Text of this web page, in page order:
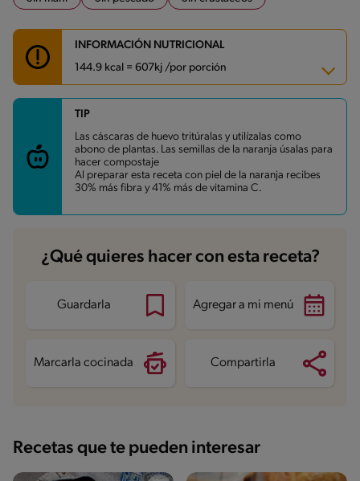
INFORMACIÓN NUTRICIONAL
144.9 kcal = 607kj /por porción
Carbohidratos
Energía 144.9 kcal
Grasas 6.8 g
Fibra 3.5 g
Proteína 4.7 g
Grasas saturadas 3.5 g
43.7 mg
TIP
Las cáscaras de huevo tritúralas y utilízalas como
abono de plantas. Las semillas de la naranja úsalas para
hacer compostaje
Al preparar esta receta con piel de la naranja recibes
30% más fibra y 41% más de vitamina C.
¿Qué quieres hacer con esta receta?
Guardarla Agregar a mi menú
Marcarla cocinada Compartirla
Recetas que te pueden interesar